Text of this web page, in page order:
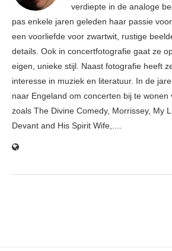
verdiepte in de analoge
pas enkele jaren geleden haar passie
een voorliefde voor zwartwit, rustige
details. Ook in concertfotografie gaat ze
eigen, unieke stijl. Naast fotografie heeft
interesse in muziek en literatuur. In de
naar Engeland om concerten bij te wonen
zoals The Divine Comedy, Morrissey, My
Devant and His Spirit Wife,....